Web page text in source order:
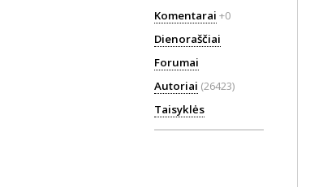
Komentarai +0
Dienoraščiai
Forumai
Autoriai (26423)
Taisyklės